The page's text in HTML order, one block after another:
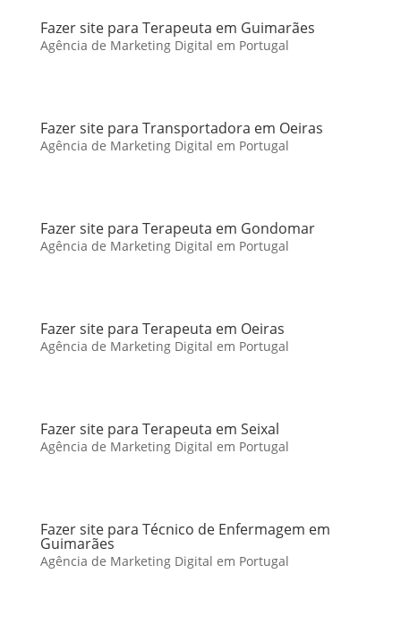
Fazer site para Terapeuta em Guimarães
Agência de Marketing Digital em Portugal
Fazer site para Transportadora em Oeiras
Agência de Marketing Digital em Portugal
Fazer site para Terapeuta em Gondomar
Agência de Marketing Digital em Portugal
Fazer site para Terapeuta em Oeiras
Agência de Marketing Digital em Portugal
Fazer site para Terapeuta em Seixal
Agência de Marketing Digital em Portugal
Fazer site para Técnico de Enfermagem em
Guimarães
Agência de Marketing Digital em Portugal